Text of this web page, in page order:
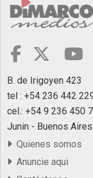
B. de Irigoyen 423
tel : +54 236 442
cel.: +54 9 236 450
Junin - Buenos
Quienes somos
Anuncie aqui